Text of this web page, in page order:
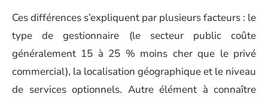
Ces différences s’expliquent par plusieurs facteurs : le
type de gestionnaire (le secteur public coûte
généralement 15 à 25 % moins cher que le privé
commercial), la localisation géographique et le niveau
de services optionnels. Autre élément à connaître